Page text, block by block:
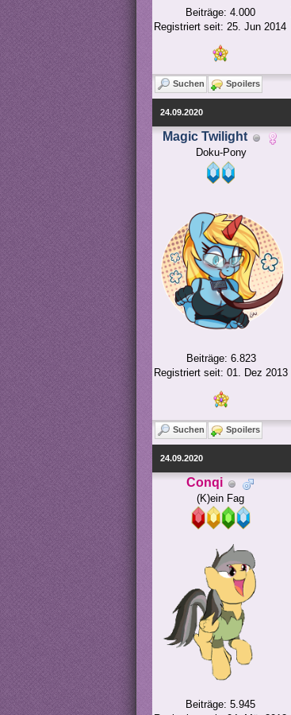
Beiträge: 4.000
Registriert seit: 25. Jun 2014
Suchen Spoilers
24.09.2020
Magic Twilight
Doku-Pony
Beiträge: 6.823
Registriert seit: 01. Dez 2013
Suchen Spoilers
24.09.2020
Conqi
(K)ein Fag
Beiträge: 5.945